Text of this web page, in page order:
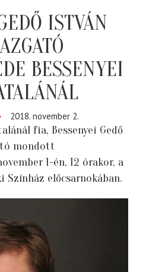
ISTVÁN
BESSENYEI
2018. november 2.
fia, Bessenyei Gedő
mondott
1-én, 12 órakor, a
Színház előcsarnokában.